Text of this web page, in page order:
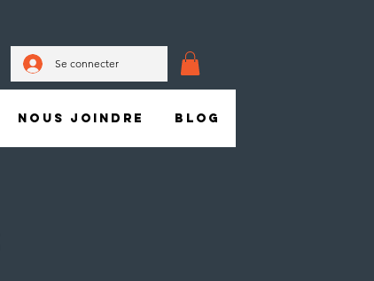
Se connecter
Nous joindre Blog